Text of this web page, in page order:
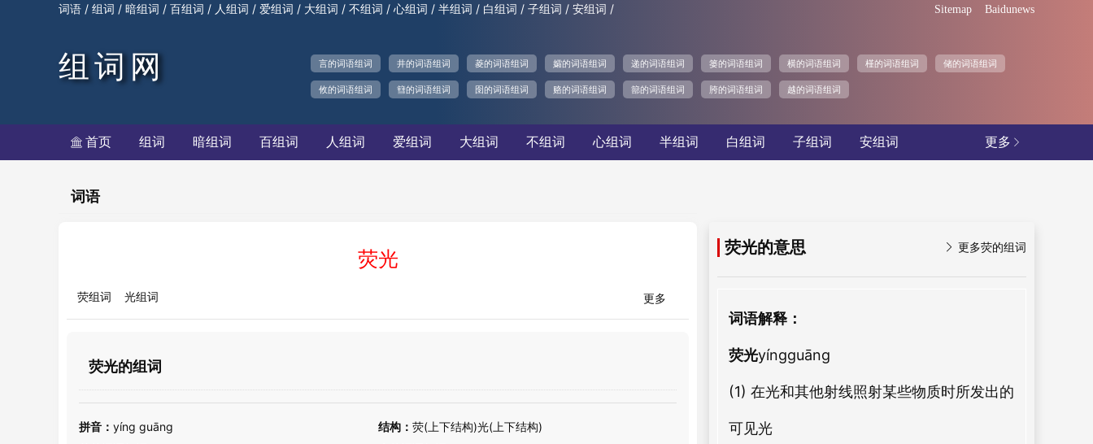
词语 / 组词 / 暗组词 / 百组词 / 人组词 / 爱组词 / 大组词 / 不组词 / 心组词 / 半组词 / 白组词 / 子组词 / 安组词 / Sitemap Baidunews
组词网 言的词语组词 井的词语组词 菱的词语组词 孀的词语组词 递的词语组词 篓的词语组词 横的词语组词 槿的词语组词 储的词语组词
攸的词语组词 篲的词语组词 囹的词语组词 赂的词语组词 篰的词语组词 胯的词语组词 越的词语组词
更多 
 首页 组词 暗组词 百组词 人组词 爱组词 大组词 不组词 心组词 半组词 白组词 子组词 安组词
词语
荧光
更多
荧组词 光组词
荧光的组词
拼音： yíng guāng 结构： 荧(上下结构)光(上下结构)
 更多荧的组词
荧光的意思
词语解释：
荧光yíngguāng
(1) 在光和其他射线照射某些物质时所发出的
可见光